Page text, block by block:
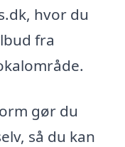
hvor du
fra
gør du
så du kan